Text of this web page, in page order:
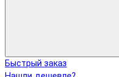
Быстрый заказ